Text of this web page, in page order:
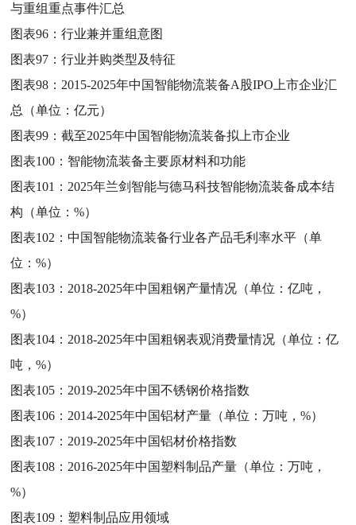
与重组重点事件汇总
图表96：行业兼并重组意图
图表97：行业并购类型及特征
图表98： 2015-2025年中国智能物流装备A股IPO上市企业汇
总（单位：亿元）
图表99：截至2025年中国智能物流装备拟上市企业
图表100： 智能物流装备主要原材料和功能
图表101： 2025年兰剑智能与德马科技智能物流装备成本结
构（单位：%）
图表102：中国智能物流装备行业各产品毛利率水平（单
位：%）
图表103： 2018-2025年中国粗钢产量情况（单位：亿吨，
%）
图表104： 2018-2025年中国粗钢表观消费量情况（单位：亿
吨，%）
图表105： 2019-2025年中国不锈钢价格指数
图表106： 2014-2025年中国铝材产量（单位：万吨，%）
图表107： 2019-2025年中国铝材价格指数
图表108： 2016-2025年中国塑料制品产量（单位：万吨，
%）
图表109： 塑料制品应用领域